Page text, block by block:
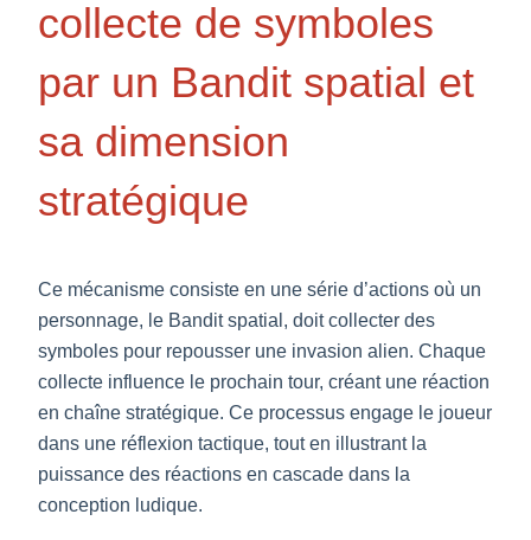
collecte de symboles
par un Bandit spatial et
sa dimension
stratégique
Ce mécanisme consiste en une série d’actions où un
personnage, le Bandit spatial, doit collecter des
symboles pour repousser une invasion alien. Chaque
collecte influence le prochain tour, créant une réaction
en chaîne stratégique. Ce processus engage le joueur
dans une réflexion tactique, tout en illustrant la
puissance des réactions en cascade dans la
conception ludique.